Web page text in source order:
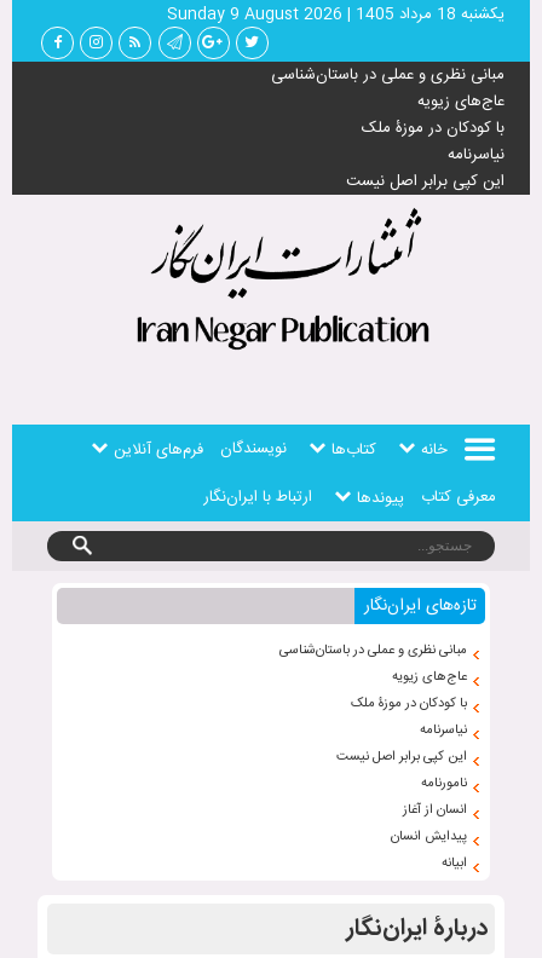
يكشنبه 18 مرداد 1405 |
Sunday 9 August 2026
مبانی نظری و عملی در باستان‌شناسی
عاج‌های زیویه
با کودکان در موزۀ ملک
نیاسرنامه
این کپی برابر اصل نیست
خانه کتاب‌ها نویسندگان
فرم‌های آنلاین
معرفی کتاب
پیوندها ارتباط با ایران‌نگار
تازه‌های ایران‌نگار
مبانی نظری و عملی در باستان‌شناسی
عاج‌های زیویه
با کودکان در موزۀ ملک
نیاسرنامه
این کپی برابر اصل نیست
نامورنامه
انسان از آغاز
پیدایش انسان
ابیانه
دربارۀ ایران‌نگار